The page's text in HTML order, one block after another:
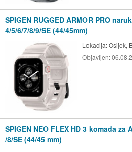
SPIGEN RUGGED ARMOR PRO
4/5/6/7/8/9/SE (44/45mm)
Lokacija:Osijek,
Objavljen:
SPIGEN NEO FLEX HD 3 komada za
/8/SE (44/45 mm)